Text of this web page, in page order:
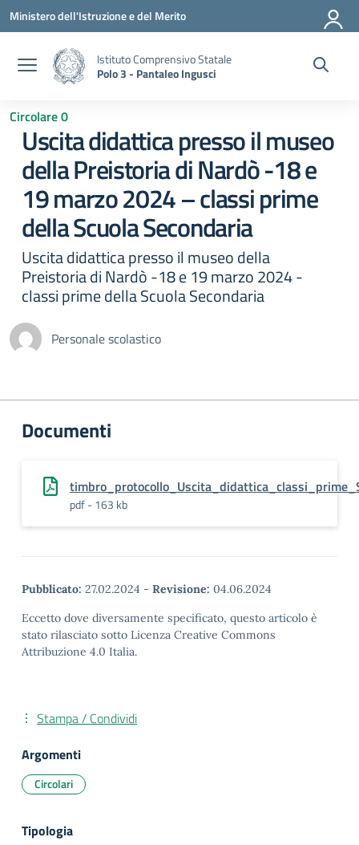
Vai ai contenuti
Vai al menu di navigazione
Vai al footer
Ministero dell'Istruzione e del Merito
Istituto Comprensivo Statale
Polo 3 - Pantaleo Ingusci
Circolare 0
Uscita didattica presso il museo
della Preistoria di Nardò -18 e
19 marzo 2024 – classi prime
della Scuola Secondaria
Uscita didattica presso il museo della
Preistoria di Nardò -18 e 19 marzo 2024 -
classi prime della Scuola Secondaria
Personale scolastico
Documenti
pdf - 163 kb
Pubblicato: 27.02.2024 - Revisione: 04.06.2024
Eccetto dove diversamente specificato, questo articolo è
stato rilasciato sotto Licenza Creative Commons
Attribuzione 4.0 Italia.
Stampa / Condividi
Argomenti
Circolari
Tipologia